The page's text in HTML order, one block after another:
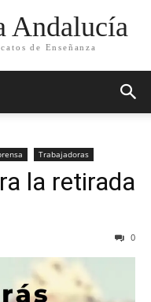
Andalucía
de Enseñanza
Trabajadoras
la retirada
0